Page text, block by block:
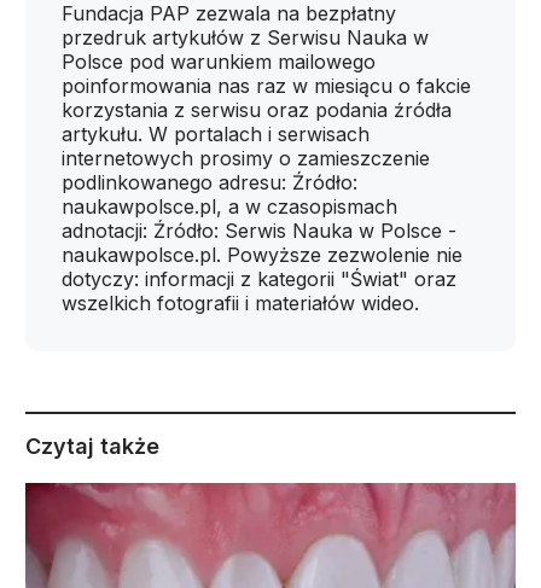
Fundacja PAP zezwala na bezpłatny
przedruk artykułów z Serwisu Nauka w
Polsce pod warunkiem mailowego
poinformowania nas raz w miesiącu o fakcie
korzystania z serwisu oraz podania źródła
artykułu. W portalach i serwisach
internetowych prosimy o zamieszczenie
podlinkowanego adresu: Źródło:
naukawpolsce.pl, a w czasopismach
adnotacji: Źródło: Serwis Nauka w Polsce -
naukawpolsce.pl. Powyższe zezwolenie nie
dotyczy: informacji z kategorii "Świat" oraz
wszelkich fotografii i materiałów wideo.
Czytaj także